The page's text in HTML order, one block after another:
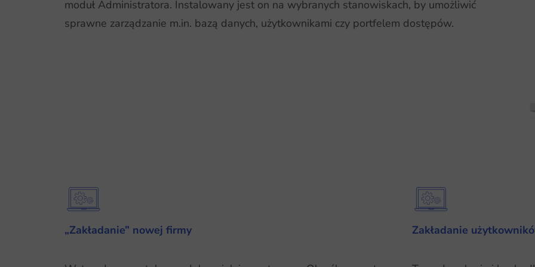
moduł Administratora. Instalowany jest on na wybranych stanowiskach, by umożliwić
sprawne zarządzanie m.in. bazą danych, użytkownikami czy portfelem dostępów.
„Zakładanie” nowej firmy Zakładanie